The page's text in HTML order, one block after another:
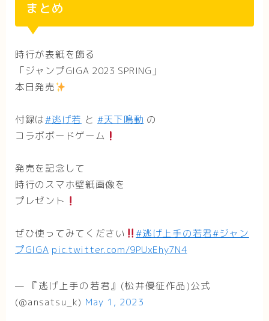
まとめ
時行が表紙を飾る
「ジャンプGIGA 2023 SPRING」
本日発売
付録は#逃げ若 と #天下鳴動 の
コラボボードゲーム
発売を記念して
時行のスマホ壁紙画像を
プレゼント
ぜひ使ってみてください #逃げ上手の若君#ジャン
プGIGA pic.twitter.com/9PUxEhy7N4
— 『逃げ上手の若君』(松井優征作品)公式
(@ansatsu_k) May 1, 2023